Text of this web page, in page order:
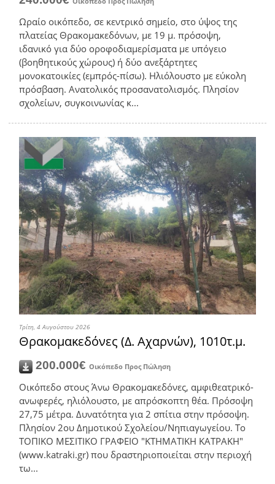
Ωραίο οικόπεδο, σε κεντρικό σημείο, στο ύψος της
πλατείας Θρακομακεδόνων, με 19 μ. πρόσοψη,
ιδανικό για δύο οροφοδιαμερίσματα με υπόγειο
(βοηθητικούς χώρους) ή δύο ανεξάρτητες
μονοκατοικίες (εμπρός-πίσω). Ηλιόλουστο με εύκολη
πρόσβαση. Ανατολικός προσανατολισμός. Πλησίον
σχολείων, συγκοινωνίας κ...
Τρίτη, 4 Αυγούστου 2026
Θρακομακεδόνες (Δ. Αχαρνών), 1010τ.μ.
200.000€Οικόπεδο Προς Πώληση
Οικόπεδο στους Άνω Θρακομακεδόνες, αμφιθεατρικό-
ανωφερές, ηλιόλουστο, με απρόσκοπτη θέα. Πρόσοψη
27,75 μέτρα. Δυνατότητα για 2 σπίτια στην πρόσοψη.
Πλησίον 2ου Δημοτικού Σχολείου/Νηπιαγωγείου. Το
ΤΟΠΙΚΟ ΜΕΣΙΤΙΚΟ ΓΡΑΦΕΙΟ "ΚΤΗΜΑΤΙΚΗ ΚΑΤΡΑΚΗ"
(www.katraki.gr) που δραστηριοποιείται στην περιοχή
τω...